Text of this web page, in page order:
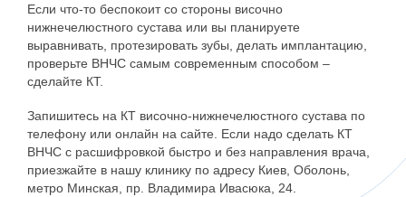
Если что-то беспокоит со стороны височно
нижнечелюстного сустава или вы планируете
выравнивать, протезировать зубы, делать имплантацию,
проверьте ВНЧС самым современным способом –
сделайте КТ.
Запишитесь на КТ височно-нижнечелюстного сустава по
телефону или онлайн на сайте. Если надо сделать КТ
ВНЧС с расшифровкой быстро и без направления врача,
приезжайте в нашу клинику по адресу Киев, Оболонь,
метро Минская, пр. Владимира Ивасюка, 24.